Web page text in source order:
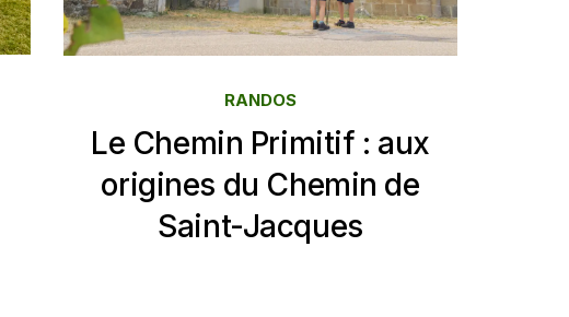
Le Chemin Primitif : aux
origines du Chemin de
Saint-Jacques
RANDOS